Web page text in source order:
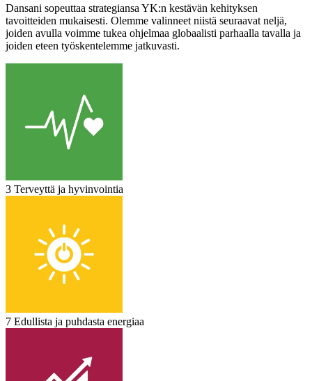
Dansani sopeuttaa strategiansa YK:n kestävän kehityksen
tavoitteiden mukaisesti. Olemme valinneet niistä seuraavat neljä,
joiden avulla voimme tukea ohjelmaa globaalisti parhaalla tavalla ja
joiden eteen työskentelemme jatkuvasti.
3 Terveyttä ja hyvinvointia
7 Edullista ja puhdasta energiaa